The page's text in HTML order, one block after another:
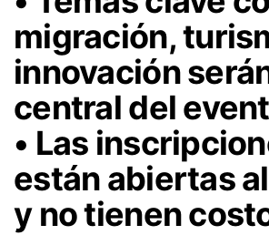
migración,
innovación
central del
• Las
están abiertas
y no tienen